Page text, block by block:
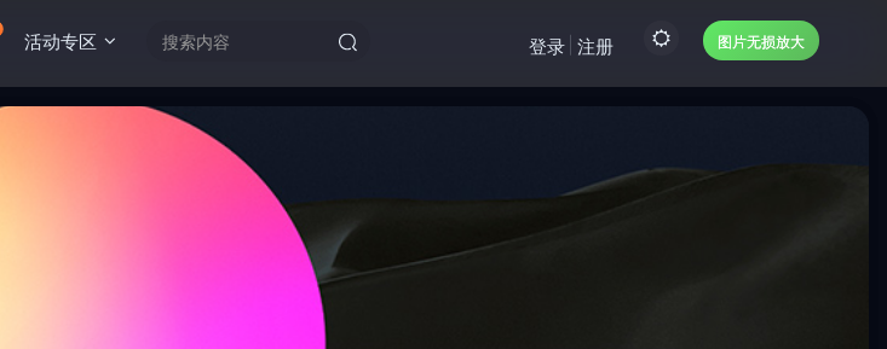
活动专区 图片无损放大
登录 注册